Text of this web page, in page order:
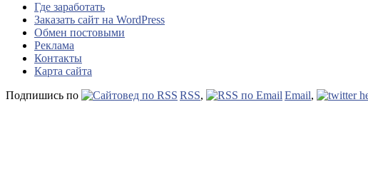
Где заработать
Заказать сайт на WordPress
Обмен постовыми
Реклама
Контакты
Карта сайта
Подпишись по
RSS, Email,